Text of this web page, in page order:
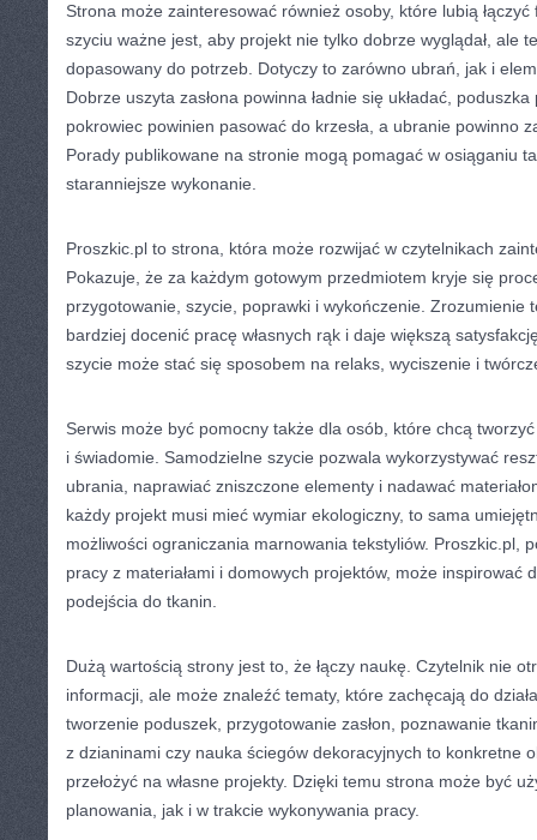
Strona może zainteresować również osoby, które lubią
szyciu ważne jest, aby projekt nie tylko dobrze wyglądał, ale
dopasowany do potrzeb. Dotyczy to zarówno ubrań, jak i
Dobrze uszyta zasłona powinna ładnie się układać,
pokrowiec powinien pasować do krzesła, a ubranie powinno
Porady publikowane na stronie mogą pomagać w osiąganiu
staranniejsze wykonanie.
Proszkic.pl to strona, która może rozwijać w czytelnikach
Pokazuje, że za każdym gotowym przedmiotem kryje się
przygotowanie, szycie, poprawki i wykończenie. Zrozumienie
bardziej docenić pracę własnych rąk i daje większą
szycie może stać się sposobem na relaks, wyciszenie i
Serwis może być pomocny także dla osób, które chcą
i świadomie. Samodzielne szycie pozwala wykorzystywać
ubrania, naprawiać zniszczone elementy i nadawać
każdy projekt musi mieć wymiar ekologiczny, to sama
możliwości ograniczania marnowania tekstyliów. Proszkic.pl,
pracy z materiałami i domowych projektów, może inspirować
podejścia do tkanin.
Dużą wartością strony jest to, że łączy naukę. Czytelnik nie
informacji, ale może znaleźć tematy, które zachęcają do
tworzenie poduszek, przygotowanie zasłon, poznawanie
z dzianinami czy nauka ściegów dekoracyjnych to konkretne
przełożyć na własne projekty. Dzięki temu strona może być
planowania, jak i w trakcie wykonywania pracy.